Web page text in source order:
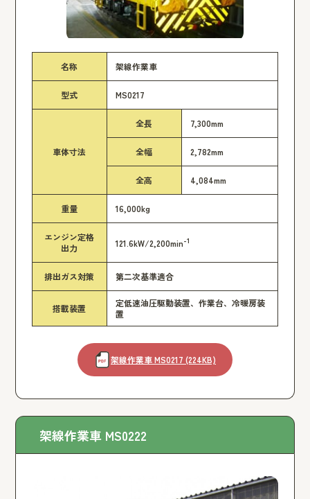
名称 架線作業車
型式 MS0217
車体寸法
全長 7,300mm
全幅 2,782mm
全高 4,084mm
重量 16,000kg
エンジン定格
出力
121.6kW/2,200min-1
排出ガス対策 第二次基準適合
搭載装置
定低速油圧駆動装置、作業台、冷暖房装
置
架線作業車 MS0217 (224KB)
架線作業車 MS0222